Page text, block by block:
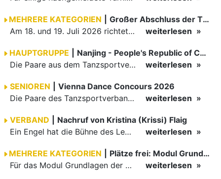
MEHRERE KATEGORIEN
Großer Abschluss der TBW-Trophy in Weinheim
Am 18. und 19. Juli 2026 richtete die Tanzsportabteilung (TSA) der TSG 1862 Weinheim das Abschlussturnier der diesjährigen TBW-Trophy-Serie aus. Zum traditionellen Saisonfinale kamen rund 400 Starts über…
weiterlesen
HAUPTGRUPPE
Nanjing - People's Republic of China
Die Paare aus dem Tanzsportverband Baden-Württemberg (TBW) haben beim hochklassig besetzten WDSF GrandSlam im chinesischen Nanjing wieder einmal auf internationalem Top-Niveau geglänzt. Das…
weiterlesen
SENIOREN
Vienna Dance Concours 2026
Die Paare des Tanzsportverbandes Baden-Württemberg (TBW) glänzten auf dem internationalen Parkett des Vienna Dance Concourse 2026 im Wiener Rathaus mit hervorragenden Platzierungen Ergebnisse unter: …
weiterlesen
VERBAND
Nachruf von Kristina (Krissi) Flaig
Ein Engel hat die Bühne des Lebens verlassen. Viel zu früh, plötzlich und für uns alle unfassbar, wurde unsere geliebte Kristina (Krissi) Flaig im Alter von 36 Jahren aus dem Leben gerissen. Das Tanzen…
weiterlesen
MEHRERE KATEGORIEN
Plätze frei: Modul Grundlagen
Für das Modul Grundlagen der Breitensportausbildung vom 10. bis 13. September an der Landessportschule Albstadt sind noch Plätze frei. Das Modul kann auch für den Lizenzerhalt (30 LE fachlich) genutzt…
weiterlesen